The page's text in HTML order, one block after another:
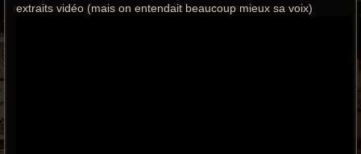
extraits vidéo (mais on entendait beaucoup mieux sa voix)